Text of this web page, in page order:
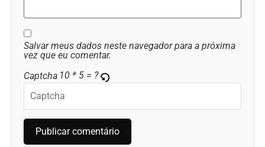
Salvar meus dados neste navegador para a próxima
vez que eu comentar.
Captcha 10 * 5 = ?